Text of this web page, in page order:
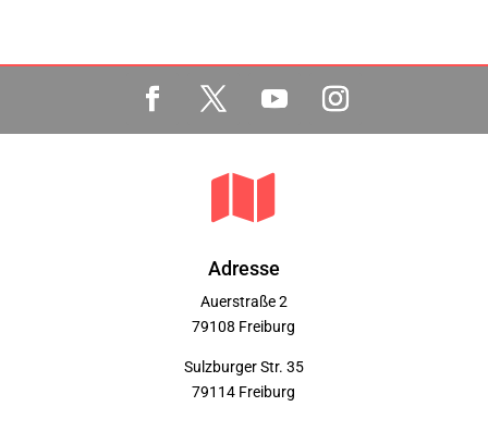

Adresse
Auerstraße 2
79108 Freiburg
Sulzburger Str. 35
79114 Freiburg